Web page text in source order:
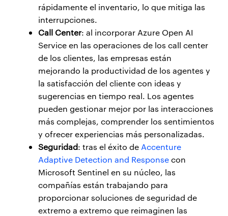
rápidamente el inventario, lo que mitiga las
interrupciones.
Call Center: al incorporar Azure Open AI
Service en las operaciones de los call center
de los clientes, las empresas están
mejorando la productividad de los agentes y
la satisfacción del cliente con ideas y
sugerencias en tiempo real. Los agentes
pueden gestionar mejor por las interacciones
más complejas, comprender los sentimientos
y ofrecer experiencias más personalizadas.
Seguridad: tras el éxito de Accenture
Adaptive Detection and Responsecon
Microsoft Sentinel en su núcleo, las
compañías están trabajando para
proporcionar soluciones de seguridad de
extremo a extremo que reimaginen las